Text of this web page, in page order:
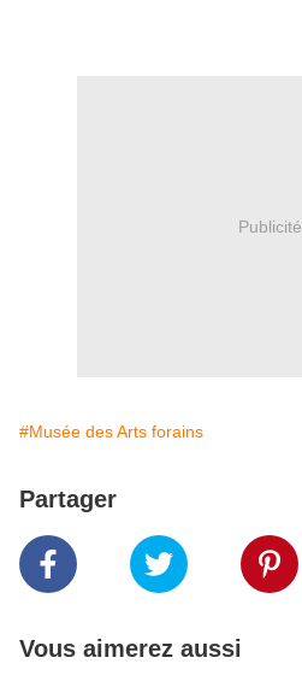
Publicité
#Musée des Arts forains
Partager
Vous aimerez aussi